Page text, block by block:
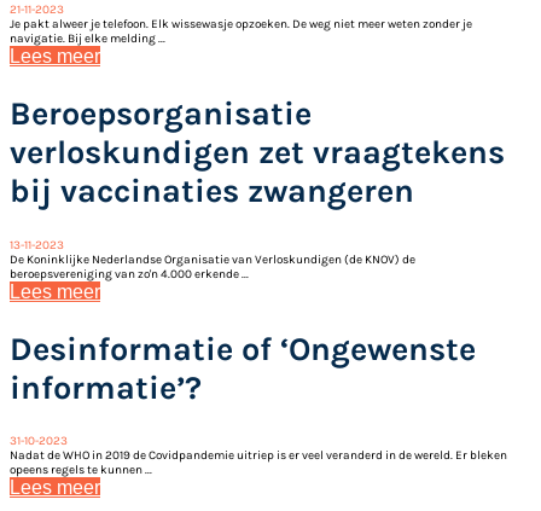
21-11-2023
Je pakt alweer je telefoon. Elk wissewasje opzoeken. De weg niet meer weten zonder je
navigatie. Bij elke melding ...
Lees meer
Beroepsorganisatie
verloskundigen zet vraagtekens
bij vaccinaties zwangeren
13-11-2023
De Koninklijke Nederlandse Organisatie van Verloskundigen (de KNOV) de
beroepsvereniging van zo'n 4.000 erkende ...
Lees meer
Desinformatie of ‘Ongewenste
informatie’?
31-10-2023
Nadat de WHO in 2019 de Covidpandemie uitriep is er veel veranderd in de wereld. Er bleken
opeens regels te kunnen ...
Lees meer